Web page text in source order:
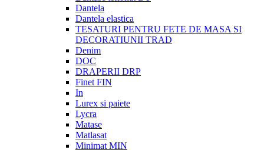
Dantela
Dantela elastica
TESATURI PENTRU FETE DE MASA SI
DECORATIUNII TRAD
Denim
DOC
DRAPERII DRP
Finet FIN
In
Lurex si paiete
Lycra
Matase
Matlasat
Minimat MIN